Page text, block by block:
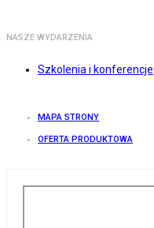
NASZE WYDARZENIA
Szkolenia i konferencje
MAPA STRONY
OFERTA PRODUKTOWA